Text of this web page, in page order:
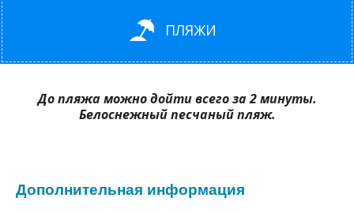
ПЛЯЖИ
До пляжа можно дойти всего за 2 минуты.
Белоснежный песчаный пляж.
Дополнительная информация